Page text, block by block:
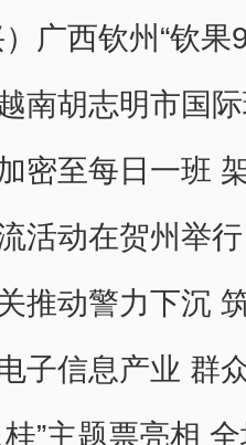
）广西钦州“钦
南胡志明市国
密至每日一班
活动在贺州举
推动警力下沉
子信息产业 群
”主题票亮相